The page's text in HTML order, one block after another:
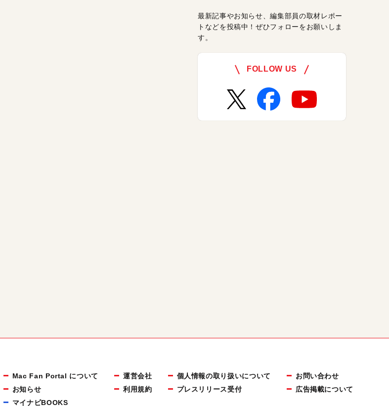
最新記事やお知らせ、編集部員の取材レポー
トなどを投稿中！ぜひフォローをお願いしま
す。
FOLLOW US
Mac Fan Portal について
お知らせ
マイナビBOOKS
運営会社
利用規約
個人情報の取り扱いについて
プレスリリース受付
お問い合わせ
広告掲載について